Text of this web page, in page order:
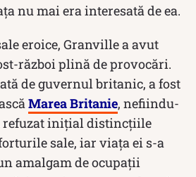
nu mai era interesată de ea.
eroice, Granville a avut
război plină de provocări.
de guvernul britanic, a fost
Marea Britanie, nefiindu-
refuzat inițial distincțiile
sale, iar viața ei s-a
amalgam de ocupații